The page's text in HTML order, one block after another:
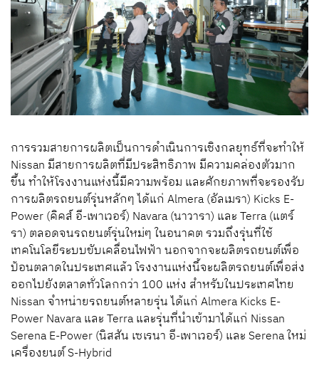
การรวมสายการผลิตเป็นการดำเนินการเชิงกลยุทธ์ที่จะทำให้
Nissan มีสายการผลิตที่มีประสิทธิภาพ มีความคล่องตัวมาก
ขึ้น ทำให้โรงงานแห่งนี้มีความพร้อม และศักยภาพที่จะรองรับ
การผลิตรถยนต์รุ่นหลักๆ ได้แก่ Almera (อัลเมรา) Kicks E-
Power (คิคส์ อี-เพาเวอร์) Navara (นาวารา) และ Terra (แตร์
รา) ตลอดจนรถยนต์รุ่นใหม่ๆ ในอนาคต รวมถึงรุ่นที่ใช้
เทคโนโลยีระบบขับเคลื่อนไฟฟ้า นอกจากจะผลิตรถยนต์เพื่อ
ป้อนตลาดในประเทศแล้ว โรงงานแห่งนี้จะผลิตรถยนต์เพื่อส่ง
ออกไปยังตลาดทั่วโลกกว่า 100 แห่ง สำหรับในประเทศไทย
Nissan จำหน่ายรถยนต์หลายรุ่น ได้แก่ Almera Kicks E-
Power Navara และ Terra และรุ่นที่นำเข้ามาได้แก่ Nissan
Serena E-Power (นิสสัน เซเรนา อี-เพาเวอร์) และ Serena ใหม่
เครื่องยนต์ S-Hybrid